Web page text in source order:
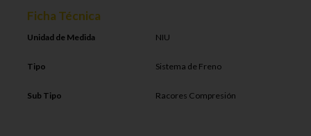
Ficha Técnica
Unidad de Medida NIU
Tipo Sistema de Freno
Sub Tipo Racores Compresión